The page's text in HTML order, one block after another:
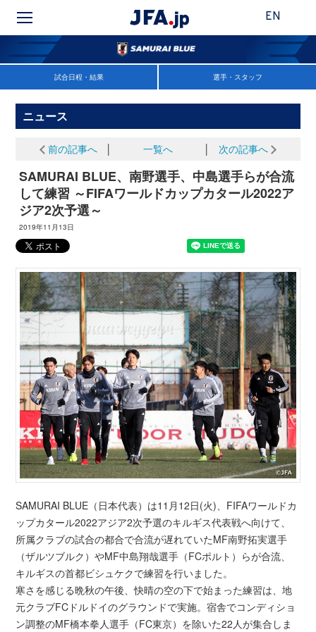
EN
試合日程・結果 選手・スタッフ
ニュース
前の記事へ 一覧へ 次の記事へ
SAMURAI BLUE、南野選手、中島選手らが合流
して練習 ～FIFAワールドカップカタール2022ア
ジア2次予選～
2019年11月13日
SAMURAI BLUE（日本代表）は11月12日(火)、FIFAワールドカ
ップカタール2022アジア2次予選のキルギス代表戦へ向けて、
所属クラブの試合の都合で合流が遅れていたMF南野拓実選手
（ザルツブルク）やMF中島翔哉選手（FCポルト）らが合流、
キルギスの首都ビシュケクで練習を行いました。
寒さを感じる晩秋の午後、快晴の空の下で始まった練習は、地
元クラブFCドルドイのグラウンドで実施。宿舎でコンディショ
ン調整のMF橋本拳人選手（FC東京）を除いた22人が集合しま